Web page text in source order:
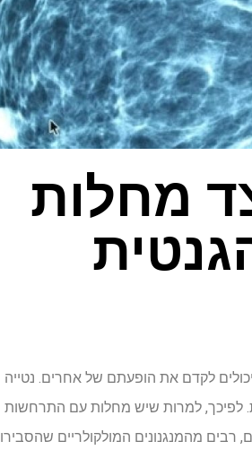
מחלות
לקדם את הופעתם של אחרים. נטייה
לפיכך, למרות שיש מחלות עם התרחשות
מהמנגנונים המולקולריים שהסבירו